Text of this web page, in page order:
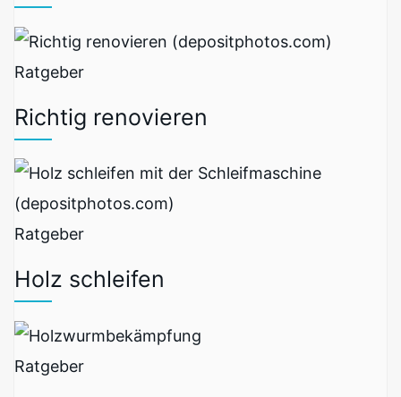
Ratgeber
Richtig renovieren
Ratgeber
Holz schleifen
Ratgeber